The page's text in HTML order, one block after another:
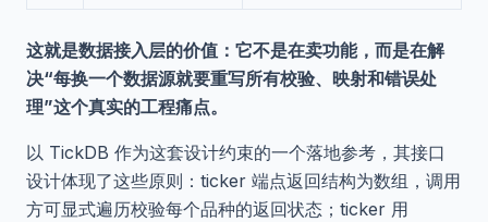
这就是数据接入层的价值：它不是在卖功能，而是在解
决“每换一个数据源就要重写所有校验、映射和错误处
理”这个真实的工程痛点。
以 TickDB 作为这套设计约束的一个落地参考，其接口
设计体现了这些原则：ticker 端点返回结构为数组，调用
方可显式遍历校验每个品种的返回状态；ticker 用